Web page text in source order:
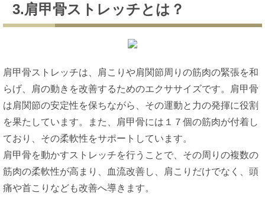
3.肩甲骨ストレッチとは？
肩甲骨ストレッチは、肩こりや肩関節周りの筋肉の緊張を和
らげ、肩の動きを改善するためのエクササイズです。肩甲骨
は肩関節の安定性を保ちながら、その運動と力の発揮に役割
を果たしています。また、肩甲骨には１７個の筋肉が付着し
ており、その柔軟性をサポートしています。
肩甲骨を動かすストレッチを行うことで、その周りの複数の
筋肉の柔軟性が高まり、血流改善し、肩こりだけでなく、頭
痛や首こりなども改善へ導きます。